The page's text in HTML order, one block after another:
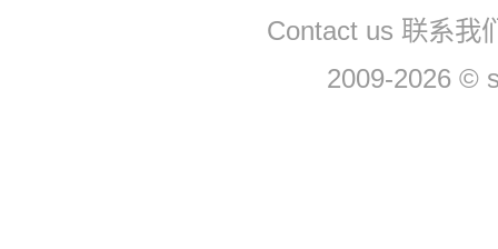
Contact us 联系我
2009-2026 ©